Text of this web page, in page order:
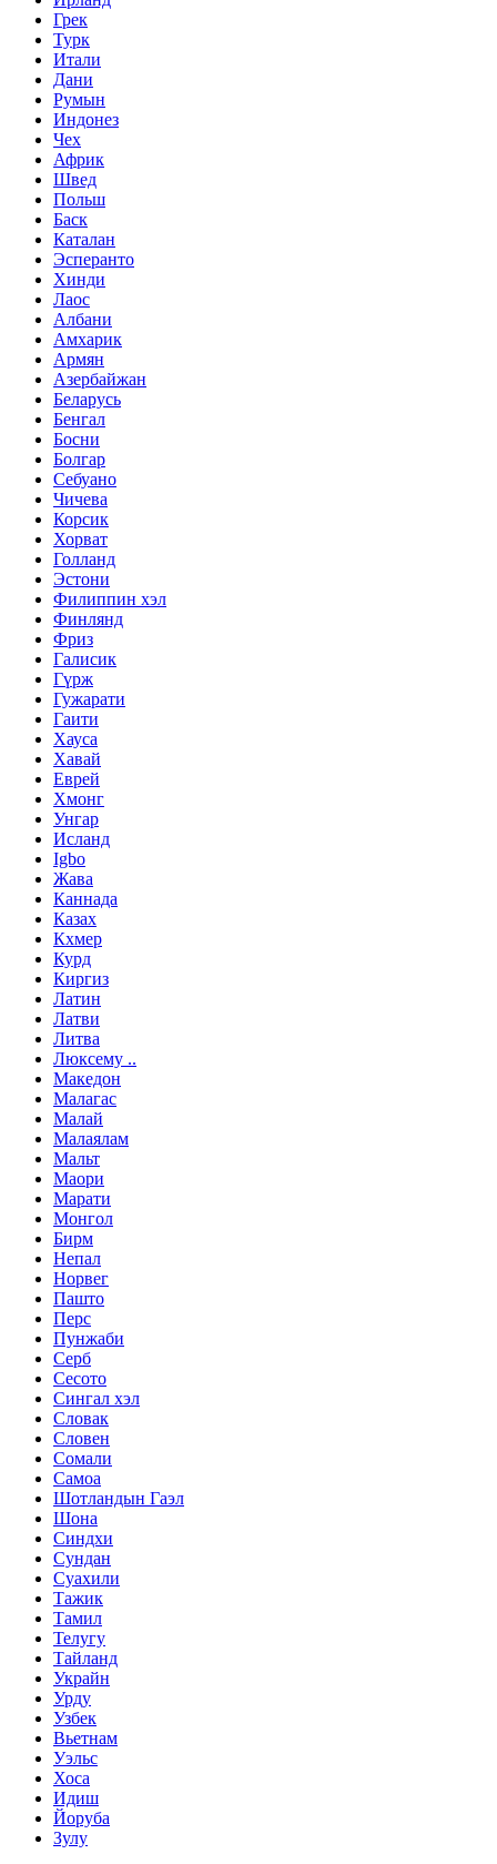
Грек
Турк
Итали
Дани
Румын
Индонез
Чех
Африк
Швед
Польш
Баск
Каталан
Эсперанто
Хинди
Лаос
Албани
Амхарик
Армян
Азербайжан
Беларусь
Бенгал
Босни
Болгар
Себуано
Чичева
Корсик
Хорват
Голланд
Эстони
Филиппин хэл
Финлянд
Фриз
Галисик
Гүрж
Гужарати
Гаити
Хауса
Хавай
Еврей
Хмонг
Унгар
Исланд
Igbo
Жава
Каннада
Казах
Кхмер
Курд
Киргиз
Латин
Латви
Литва
Люксему ..
Македон
Малагас
Малай
Малаялам
Мальт
Маори
Марати
Монгол
Бирм
Непал
Норвег
Пашто
Перс
Пунжаби
Серб
Сесото
Сингал хэл
Словак
Словен
Сомали
Самоа
Шотландын Гаэл
Шона
Синдхи
Сундан
Суахили
Тажик
Тамил
Телугу
Тайланд
Украйн
Урду
Узбек
Вьетнам
Уэльс
Хоса
Идиш
Йоруба
Зулу